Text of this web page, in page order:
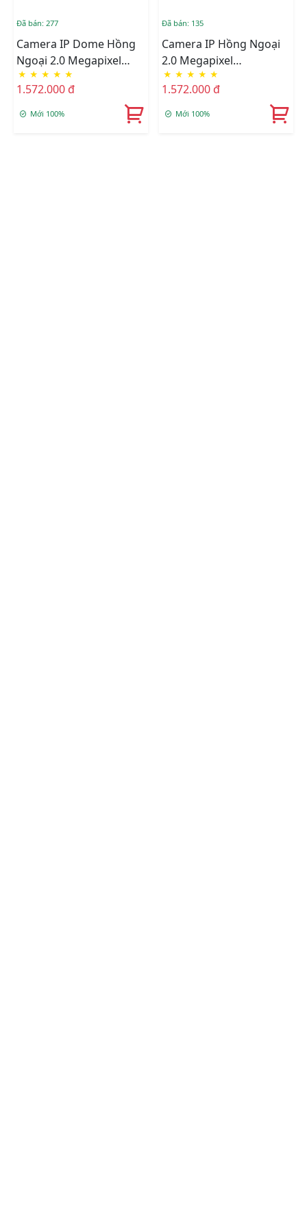
Đã bán: 277
Camera IP Dome Hồng
Ngoại 2.0 Megapixel
HIKVISION DS-
2CD1323G0-IU
★ ★ ★ ★ ★
1.572.000 đ
Mới 100%
Đã bán: 135
Camera IP Hồng Ngoại
2.0 Megapixel
HIKVISION DS-
2CD1023G0-IU
★ ★ ★ ★ ★
1.572.000 đ
Mới 100%